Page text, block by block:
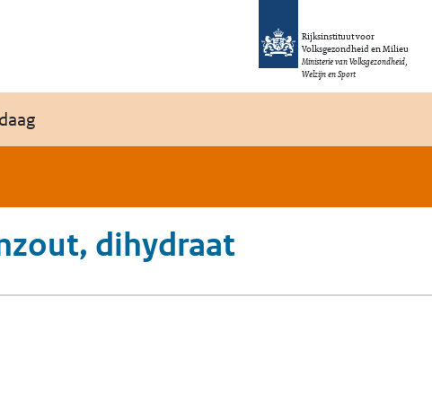
Rijksinstituut voor
Volksgezondheid en Milieu
Ministerie van Volksgezondheid,
Welzijn en Sport
dihydraat